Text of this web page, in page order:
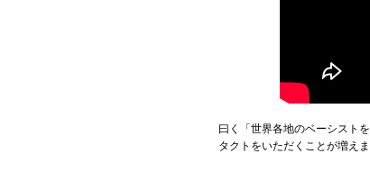
曰く「世界各地のベーシスト
タクトをいただくことが増え